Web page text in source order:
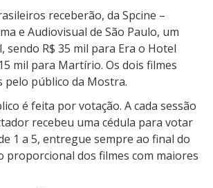
receberão, da Spcine –
e Audiovisual de São Paulo, um
sendo R$ 35 mil para Era o Hotel
mil para Martírio. Os dois filmes
pelo público da Mostra.
é feita por votação. A cada sessão
recebeu uma cédula para votar
1 a 5, entregue sempre ao final do
proporcional dos filmes com maiores